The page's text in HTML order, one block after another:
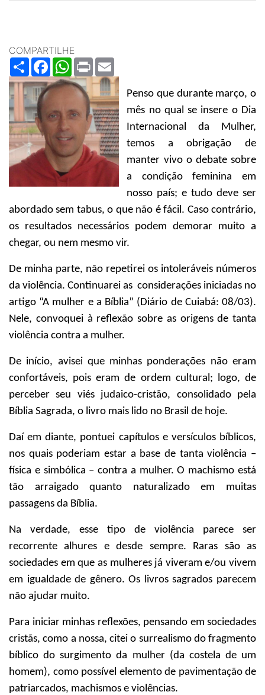
COMPARTILHE
ShareFacebookWhatsApp
Print
Penso que durante março, o
mês no qual se insere o Dia
Internacional da Mulher,
temos a obrigação de
manter vivo o debate sobre
a condição feminina em
nosso país; e tudo deve ser
abordado sem tabus, o que não é fácil. Caso contrário,
os resultados necessários podem demorar muito a
chegar, ou nem mesmo vir.
De minha parte, não repetirei os intoleráveis números
da violência. Continuarei as considerações iniciadas no
artigo “A mulher e a Bíblia” (Diário de Cuiabá: 08/03).
Nele, convoquei à reflexão sobre as origens de tanta
violência contra a mulher.
De início, avisei que minhas ponderações não eram
confortáveis, pois eram de ordem cultural; logo, de
perceber seu viés judaico-cristão, consolidado pela
Bíblia Sagrada, o livro mais lido no Brasil de hoje.
Daí em diante, pontuei capítulos e versículos bíblicos,
nos quais poderiam estar a base de tanta violência –
física e simbólica – contra a mulher. O machismo está
tão arraigado quanto naturalizado em muitas
passagens da Bíblia.
Na verdade, esse tipo de violência parece ser
recorrente alhures e desde sempre. Raras são as
sociedades em que as mulheres já viveram e/ou vivem
em igualdade de gênero. Os livros sagrados parecem
não ajudar muito.
Para iniciar minhas reflexões, pensando em sociedades
cristãs, como a nossa, citei o surrealismo do fragmento
bíblico do surgimento da mulher (da costela de um
homem), como possível elemento de pavimentação de
patriarcados, machismos e violências.